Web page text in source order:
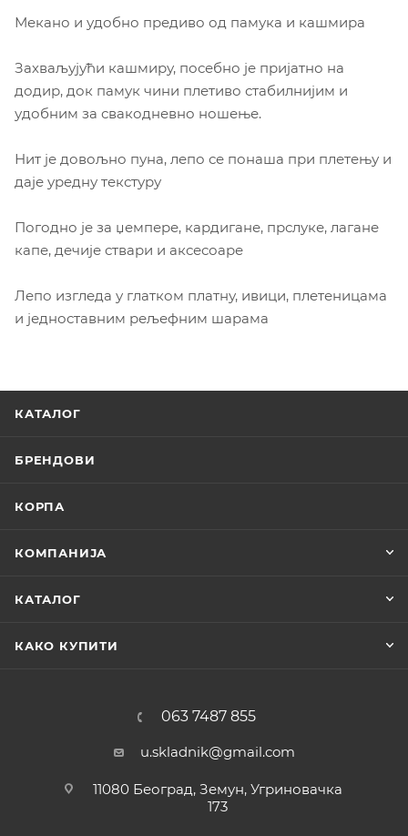
Мекано и удобно предиво од памука и кашмира
Захваљујући кашмиру, посебно је пријатно на
додир, док памук чини плетиво стабилнијим и
удобним за свакодневно ношење.
Нит је довољно пуна, лепо се понаша при плетењу и
даје уредну текстуру
Погодно је за џемпере, кардигане, прслуке, лагане
капе, дечије ствари и аксесоаре
Лепо изгледа у глатком платну, ивици, плетеницама
и једноставним рељефним шарама
КАТАЛОГ
БРЕНДОВИ
КОРПА
КОМПАНИЈА
КАТАЛОГ
КАКО КУПИТИ
063 7487 855
u.skladnik@gmail.com
11080 Београд, Земун, Угриновачка
173